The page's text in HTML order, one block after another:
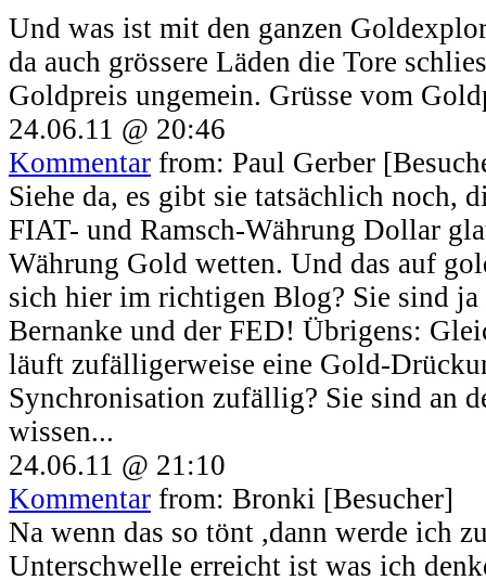
Und was ist mit den ganzen
da auch grössere Läden die Tore
Goldpreis ungemein. Grüsse vom
24.06.11 @ 20:46
Kommentar from: Paul Gerber
Siehe da, es gibt sie tatsächlich noch,
FIAT- und Ramsch-Währung Dollar
Währung Gold wetten. Und das auf
sich hier im richtigen Blog? Sie sind ja
Bernanke und der FED! Übrigens:
läuft zufälligerweise eine Gold-
Synchronisation zufällig? Sie sind an
wissen...
24.06.11 @ 21:10
Kommentar from: Bronki [Besucher]
Na wenn das so tönt ,dann werde ich
Unterschwelle erreicht ist was ich